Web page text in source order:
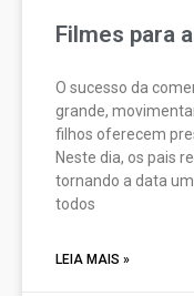
Filmes para
O sucesso da
grande,
filhos oferecem
Neste dia, os pais
tornando a data
todos
LEIA MAIS »